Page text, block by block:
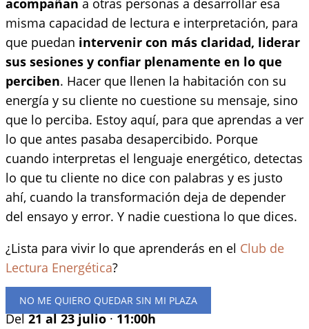
acompañan a otras personas a desarrollar esa
misma capacidad de lectura e interpretación, para
que puedan intervenir con más claridad, liderar
sus sesiones y confiar plenamente en lo que
perciben. Hacer que llenen la habitación con su
energía y su cliente no cuestione su mensaje, sino
que lo perciba. Estoy aquí, para que aprendas a ver
lo que antes pasaba desapercibido. Porque
cuando interpretas el lenguaje energético, detectas
lo que tu cliente no dice con palabras y es justo
ahí, cuando la transformación deja de depender
del ensayo y error. Y nadie cuestiona lo que dices.
¿Lista para vivir lo que aprenderás en el Club de
Lectura Energética?
NO ME QUIERO QUEDAR SIN MI PLAZA
Del21 al 23 julio·11:00h